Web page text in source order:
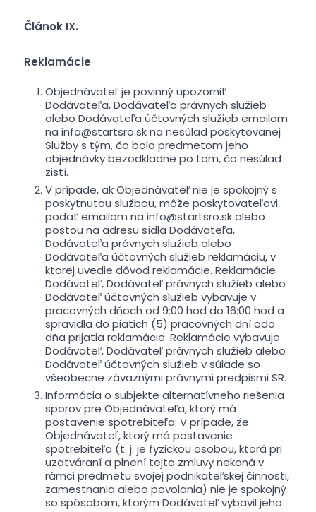
Článok IX.
Reklamácie
Objednávateľ je povinný upozorniť
Dodávateľa, Dodávateľa právnych služieb
alebo Dodávateľa účtovných služieb emailom
na info@startsro.sk na nesúlad poskytovanej
Služby s tým, čo bolo predmetom jeho
objednávky bezodkladne po tom, čo nesúlad
zistí.
V prípade, ak Objednávateľ nie je spokojný s
poskytnutou službou, môže poskytovateľovi
podať emailom na info@startsro.sk alebo
poštou na adresu sídla Dodávateľa,
Dodávateľa právnych služieb alebo
Dodávateľa účtovných služieb reklamáciu, v
ktorej uvedie dôvod reklamácie. Reklamácie
Dodávateľ, Dodávateľ právnych služieb alebo
Dodávateľ účtovných služieb vybavuje v
pracovných dňoch od 9:00 hod do 16:00 hod a
spravidla do piatich (5) pracovných dní odo
dňa prijatia reklamácie. Reklamácie vybavuje
Dodávateľ, Dodávateľ právnych služieb alebo
Dodávateľ účtovných služieb v súlade so
všeobecne záväznými právnymi predpismi SR.
Informácia o subjekte alternatívneho riešenia
sporov pre Objednávateľa, ktorý má
postavenie spotrebiteľa: V prípade, že
Objednávateľ, ktorý má postavenie
spotrebiteľa (t. j. je fyzickou osobou, ktorá pri
uzatváraní a plnení tejto zmluvy nekoná v
rámci predmetu svojej podnikateľskej činnosti,
zamestnania alebo povolania) nie je spokojný
so spôsobom, ktorým Dodávateľ vybavil jeho